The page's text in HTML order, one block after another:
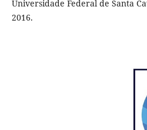
Universidade Federal de Santa
2016.